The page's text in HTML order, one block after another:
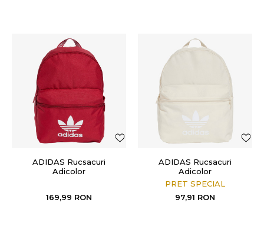
ADIDAS Rucsacuri
Adicolor
169,99 RON
ADIDAS Rucsacuri
Adicolor
PRET SPECIAL
97,91 RON